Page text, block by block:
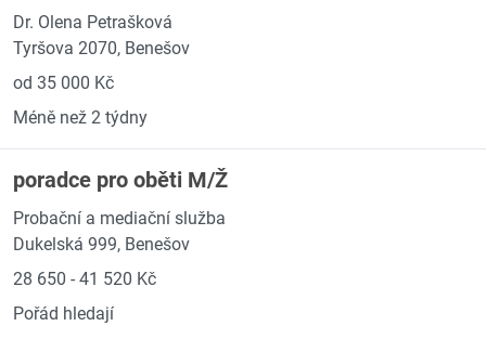
Dr. Olena Petrašková
Tyršova 2070, Benešov
od 35 000 Kč
Méně než 2 týdny
poradce pro oběti M/Ž
Probační a mediační služba
Dukelská 999, Benešov
28 650 - 41 520 Kč
Pořád hledají